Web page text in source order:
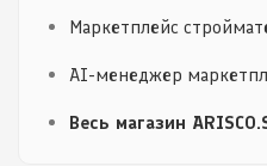
Маркетплейс
AI-менеджер
Весь магазин